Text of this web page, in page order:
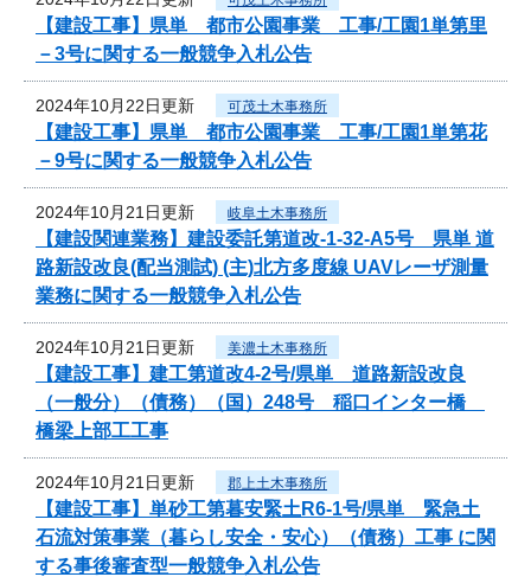
【建設工事】県単 都市公園事業 工事/工園1単第里
－3号に関する一般競争入札公告
2024年10月22日更新 可茂土木事務所
【建設工事】県単 都市公園事業 工事/工園1単第花
－9号に関する一般競争入札公告
2024年10月21日更新 岐阜土木事務所
【建設関連業務】建設委託第道改-1-32-A5号 県単 道
路新設改良(配当測試) (主)北方多度線 UAVレーザ測量
業務に関する一般競争入札公告
2024年10月21日更新 美濃土木事務所
【建設工事】建工第道改4-2号/県単 道路新設改良
（一般分）（債務）（国）248号 稲口インター橋
橋梁上部工工事
2024年10月21日更新 郡上土木事務所
【建設工事】単砂工第暮安緊土R6-1号/県単 緊急土
石流対策事業（暮らし安全・安心）（債務）工事 に関
する事後審査型一般競争入札公告